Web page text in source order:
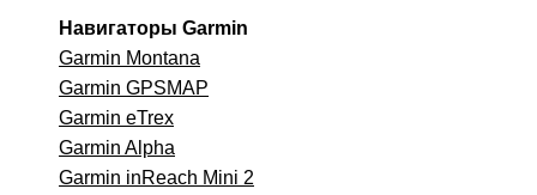
Навигаторы Garmin
Garmin Montana
Garmin GPSMAP
Garmin eTrex
Garmin Alpha
Garmin inReach Mini 2